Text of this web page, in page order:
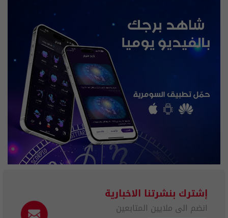
إشترك بنشرتنا الاخبارية
انضم الى ملايين المتابعين